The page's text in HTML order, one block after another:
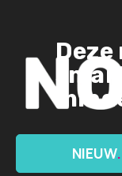
inhoud
NIEUW.